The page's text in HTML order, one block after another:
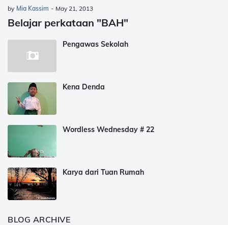
by Mia Kassim - May 21, 2013
Belajar perkataan "BAH"
Pengawas Sekolah
Kena Denda
Wordless Wednesday # 22
Karya dari Tuan Rumah
BLOG ARCHIVE